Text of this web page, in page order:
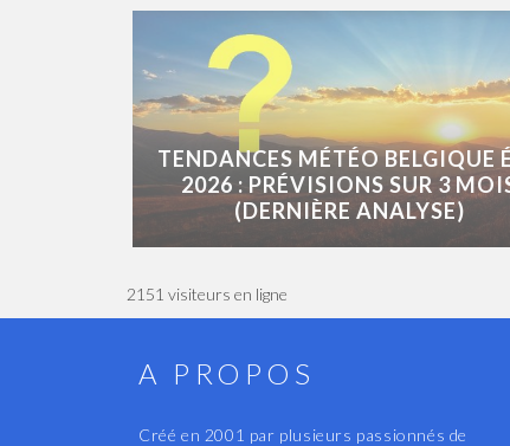
TENDANCES MÉTÉO BELGIQUE
2026 : PRÉVISIONS SUR 3
(DERNIÈRE ANALYSE)
2151 visiteurs en ligne
A PROPOS
Créé en 2001 par plusieurs passionnés de